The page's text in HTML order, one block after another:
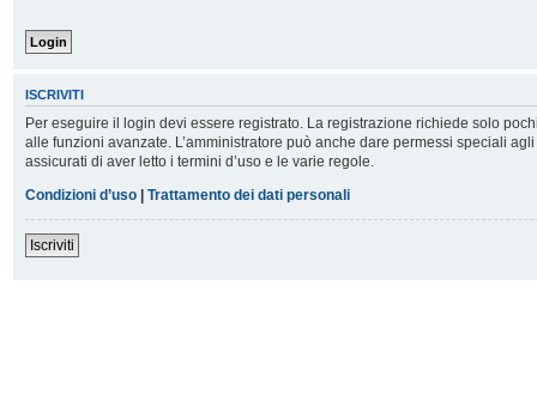
ISCRIVITI
Per eseguire il login devi essere registrato. La registrazione richiede solo
alle funzioni avanzate. L’amministratore può anche dare permessi speciali
assicurati di aver letto i termini d’uso e le varie regole.
Condizioni d’uso | Trattamento dei dati personali
Iscriviti